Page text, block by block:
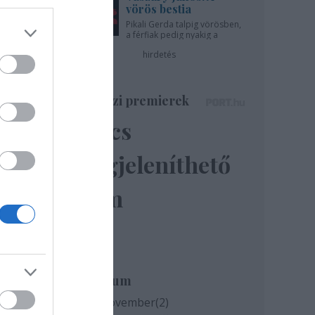
vörös bestia
Pikali Gerda talpig vörösben,
a férfiak pedig nyakig a
hirdetés
Színházi premierek
Nincs
megjeleníthető
elem
Archívum
2020 november(2)